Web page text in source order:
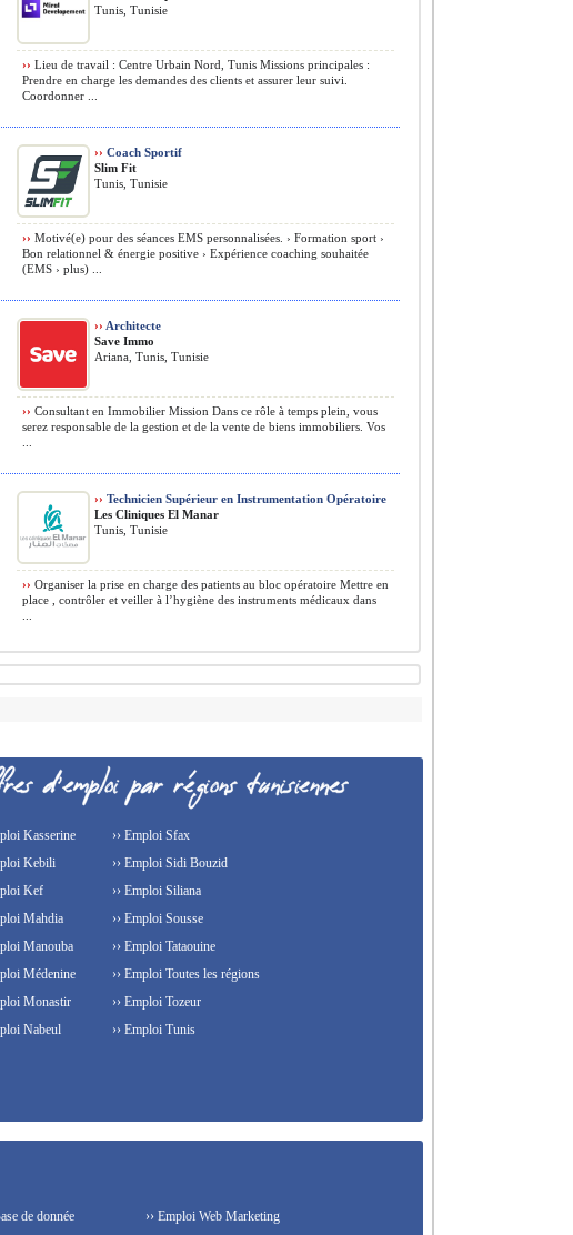
Tunis, Tunisie
›› Lieu de travail : Centre Urbain Nord, Tunis Missions principales :
Prendre en charge les demandes des clients et assurer leur suivi.
Coordonner ...
›› Coach Sportif
Slim Fit
Tunis, Tunisie
›› Motivé(e) pour des séances EMS personnalisées. ›️ Formation sport ›️
Bon relationnel & énergie positive ›️ Expérience coaching souhaitée
(EMS › plus) ...
›› Architecte
Save Immo
Ariana, Tunis, Tunisie
›› Consultant en Immobilier Mission Dans ce rôle à temps plein, vous
serez responsable de la gestion et de la vente de biens immobiliers. Vos
›› Technicien Supérieur en Instrumentation Opératoire
Les Cliniques El Manar
Tunis, Tunisie
›› Organiser la prise en charge des patients au bloc opératoire Mettre en
place , contrôler et veiller à l’hygiène des instruments médicaux dans
Kasserine
Kebili
Kef
Mahdia
Manouba
Médenine
Monastir
Nabeul
›› Emploi Sfax
›› Emploi Sidi Bouzid
›› Emploi Siliana
›› Emploi Sousse
›› Emploi Tataouine
›› Emploi Toutes les régions
›› Emploi Tozeur
›› Emploi Tunis
de donnée ›› Emploi Web Marketing